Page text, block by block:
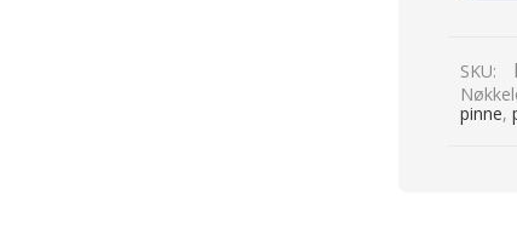
SKU:
pinne,